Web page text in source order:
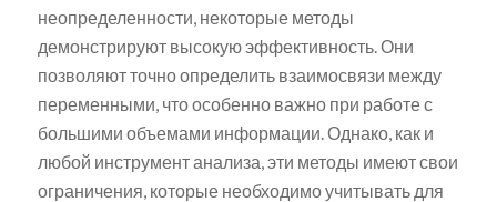
неопределенности, некоторые методы
демонстрируют высокую эффективность. Они
позволяют точно определить взаимосвязи между
переменными, что особенно важно при работе с
большими объемами информации. Однако, как и
любой инструмент анализа, эти методы имеют свои
ограничения, которые необходимо учитывать для